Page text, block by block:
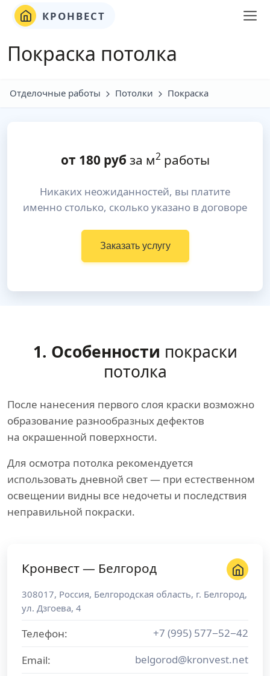
КРОНВЕСТ
Покраска потолка
Отделочные работы Потолки Покраска
от 180руб за м2работы
Никаких неожиданностей, вы платите
именно столько, сколько указано в договоре
Заказать услугу
1. Особенности покраски
потолка
После нанесения первого слоя краски возможно
образование разнообразных дефектов
на окрашенной поверхности.
Для осмотра потолка рекомендуется
использовать дневной свет — при естественном
освещении видны все недочеты и последствия
неправильной покраски.
Кронвест — Белгород
308017, Россия, Белгородская область, г. Белгород,
ул. Дзгоева, 4
Телефон:
+7 (995) 577−52−42
Email:
belgorod@kronvest.net